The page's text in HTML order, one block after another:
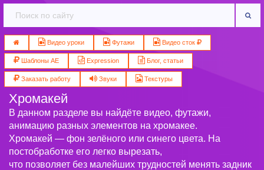
Видео уроки Футажи Видео сток
Шаблоны AE Expression Блог, статьи
Заказать работу Звуки Текстуры
Хромакей
В данном разделе вы найдёте видео, футажи,
анимацию разных элементов на хромакее.
Хромакей — фон зелёного или синего цвета. На
постобработке его легко вырезать,
что позволяет без малейших трудностей менять задник